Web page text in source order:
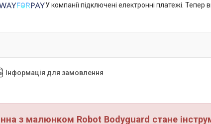
У компанії підключені електронні платежі.
Інформація для замовлення
з малюнком Robot Bodyguard стане